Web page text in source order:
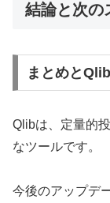
結論と次の
まとめと
Qlibは、定量的
なツールです。
今後のアップデ